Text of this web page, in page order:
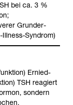
bei ca. 3 %
Grund­er­
​Syn­drom)
Ernied­
TSH reagiert
son­dern